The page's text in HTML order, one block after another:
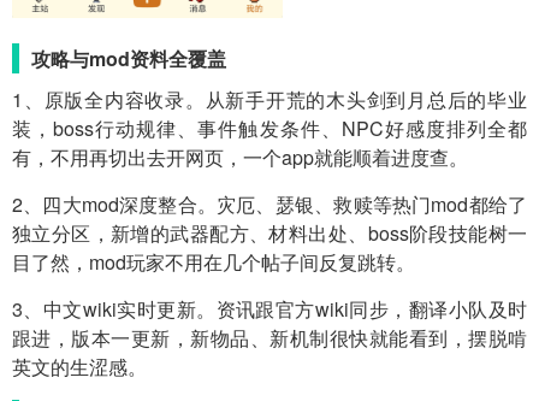
攻略与mod资料全覆盖
1、原版全内容收录。从新手开荒的木头剑到月总后的毕业
装，boss行动规律、事件触发条件、NPC好感度排列全都
有，不用再切出去开网页，一个app就能顺着进度查。
2、四大mod深度整合。灾厄、瑟银、救赎等热门mod都给了
独立分区，新增的武器配方、材料出处、boss阶段技能树一
目了然，mod玩家不用在几个帖子间反复跳转。
3、中文wiki实时更新。资讯跟官方wiki同步，翻译小队及时
跟进，版本一更新，新物品、新机制很快就能看到，摆脱啃
英文的生涩感。